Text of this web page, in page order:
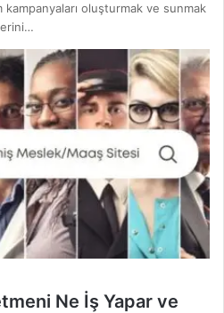
kampanyaları oluşturmak ve sunmak
Ne İş Yapar ve